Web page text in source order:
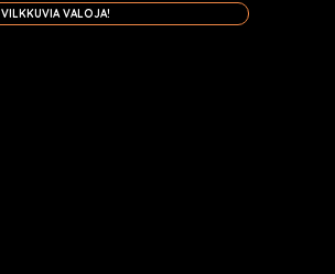
VILKKUVIA VALOJA!